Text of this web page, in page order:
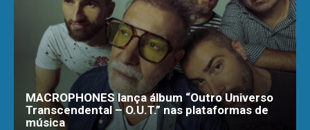
MACROPHONES lança álbum “Outro Universo
Transcendental – O.U.T.” nas plataformas de
música